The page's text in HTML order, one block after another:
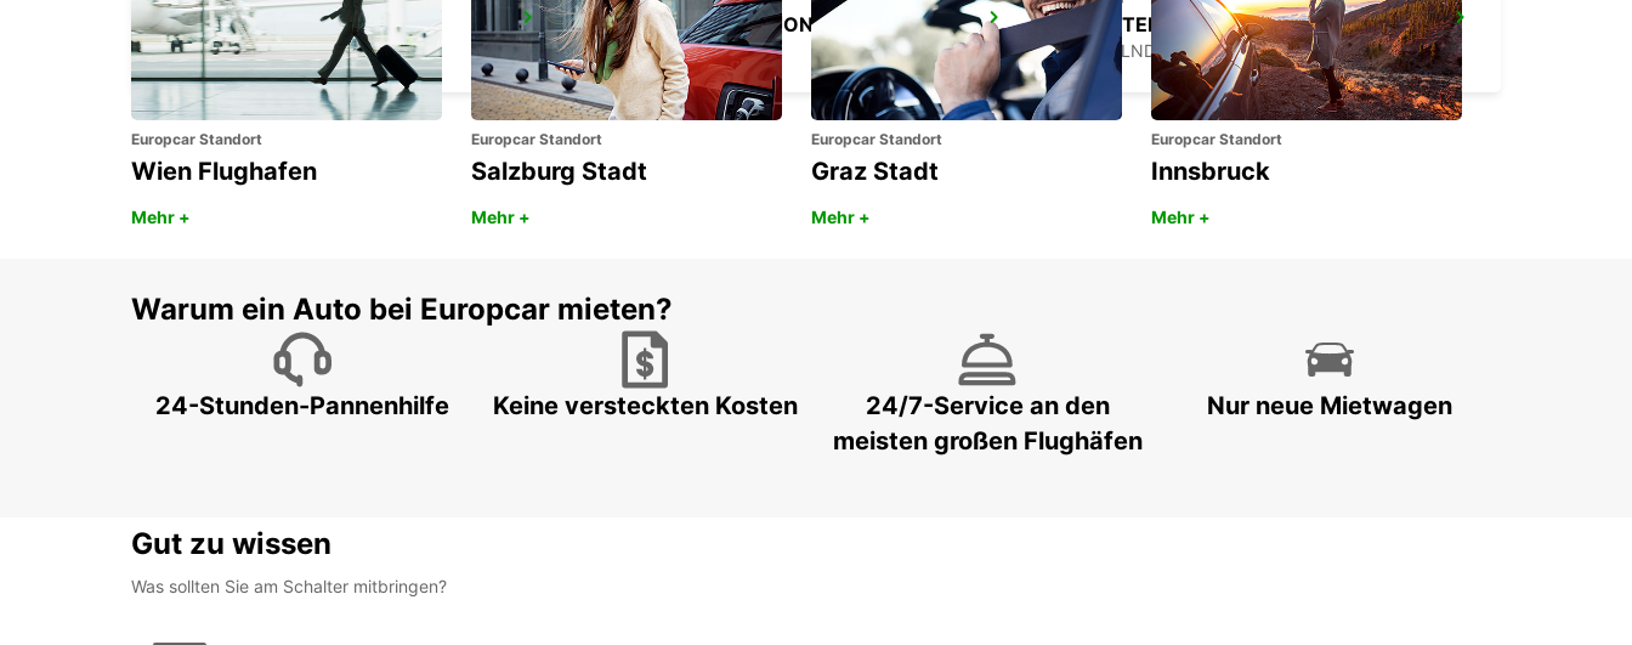
HORSENS
HORSENS - DENMARK
GÖTEBORG SISJON
ASKIM - SWEDEN
GÖTEBORG AUDI EKLANDA
MOLNDAL - SWEDEN
Europcar Standort
Wien Flughafen
Mehr +
Europcar Standort
Salzburg Stadt
Mehr +
Europcar Standort
Graz Stadt
Mehr +
Europcar Standort
Innsbruck
Mehr +
Warum ein Auto bei Europcar mieten?
24-Stunden-Pannenhilfe Keine versteckten Kosten
24/7-Service an den
meisten großen Flughäfen
Nur neue Mietwagen
Gut zu wissen
Was sollten Sie am Schalter mitbringen?